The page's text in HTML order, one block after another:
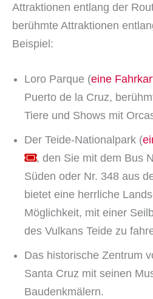
Attraktionen entlang der
berühmte Attraktionen
Beispiel:
Loro Parque (eine
Puerto de la Cruz,
Tiere und Shows mit
Der Teide-Nationalpark (
, den Sie mit dem Bus
Süden oder Nr. 348 aus
bietet eine herrliche
Möglichkeit, mit einer
des Vulkans Teide zu
Das historische Zentrum
Santa Cruz mit seinen
Baudenkmälern.